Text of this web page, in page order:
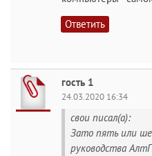
Ответить
гость 1
24.03.2020 16:34
свои писал(а):
Зато пять или
руководства